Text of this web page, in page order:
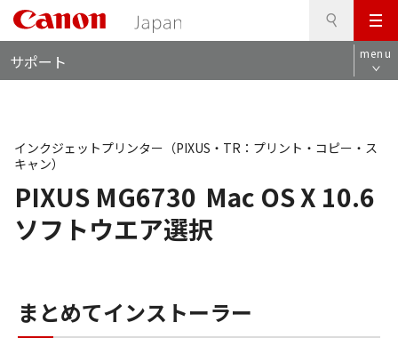
メ
ニ
ュ
サポート menu
PIXUS MG6730 Mac OS X 10.6
ソフトウエア選択
インクジェットプリンター（PIXUS・TR：プリント・コピー・ス
キャン）
まとめてインストーラー